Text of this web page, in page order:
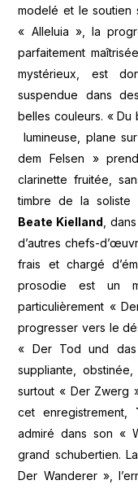
modelé et le soutien
« Alleluia », la
parfaitement
mystérieux, est
suspendue dans
belles couleurs. « Du
lumineuse, plane
dem Felsen »
clarinette fruitée,
timbre de la soliste
Beate Kielland ,
d’autres chefs-
frais et chargé
prosodie est un
particulièrement «
progresser vers le
« Der Tod und das
suppliante,
surtout « Der Zwerg
cet enregistrement,
admiré dans son «
grand schubertien.
Der Wanderer »,